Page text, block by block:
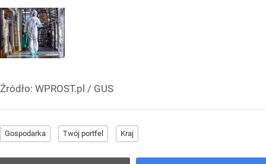
Źródło: WPROST.pl / GUS
Gospodarka Twój portfel Kraj